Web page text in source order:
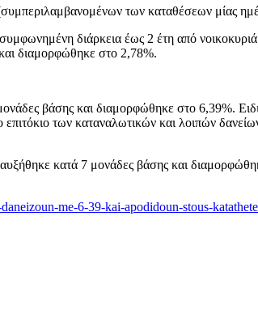
των καταθέσεων μίας
διάρκεια έως 2 έτη από
διαμορφώθηκε στο 2,78%.
βάσης και διαμορφώθηκε στο 6,39%.
των καταναλωτικών και λοιπών
κατά 7 μονάδες βάσης και
me-6-39-kai-apodidoun-stous-